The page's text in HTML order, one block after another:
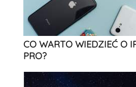
CO WARTO WIEDZIEĆ O
PRO?